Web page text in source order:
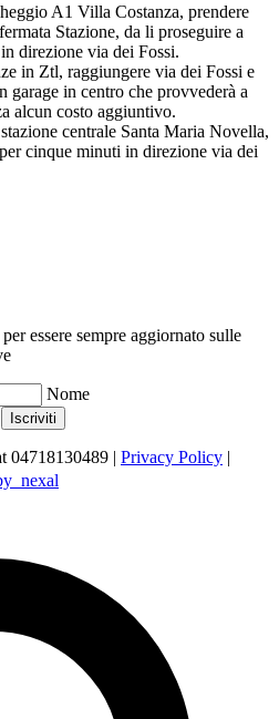
A1 Villa Costanza, prendere
Stazione, da li proseguire a
direzione via dei Fossi.
in Ztl, raggiungere via dei Fossi e
garage in centro che provvederà a
alcun costo aggiuntivo.
centrale Santa Maria Novella,
cinque minuti in direzione via dei
essere sempre aggiornato sulle
Nome
Iscriviti
04718130489 | Privacy Policy |